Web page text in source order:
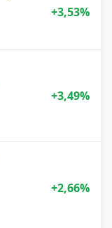
+3,53%
+3,49%
+2,66%